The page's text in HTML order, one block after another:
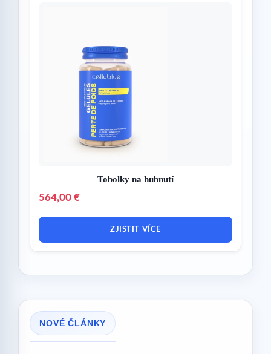
Tobolky na hubnutí
564,00 €
ZJISTIT VÍCE
NOVÉ ČLÁNKY